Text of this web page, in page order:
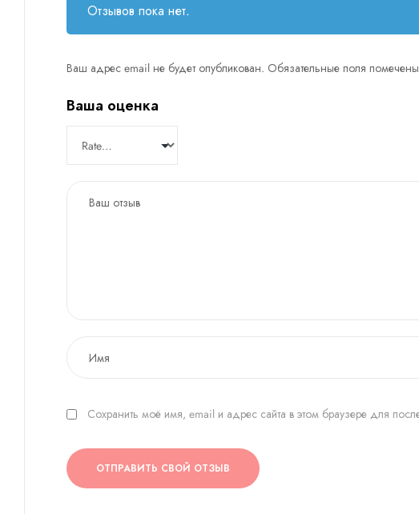
Отзывов пока нет.
Ваш адрес email не будет опубликован. Обязательные поля помечены
Ваша оценка
Сохранить моё имя, email и адрес сайта в этом браузере для
ОТПРАВИТЬ СВОЙ ОТЗЫВ